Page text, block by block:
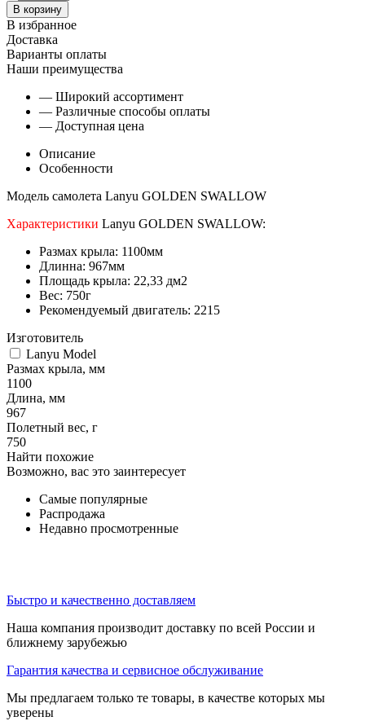
В корзину
В избранное
Доставка
Варианты оплаты
Наши преимущества
— Широкий ассортимент
— Различные способы оплаты
— Доступная цена
Описание
Особенности
Модель самолета Lanyu GOLDEN SWALLOW
Характеристики Lanyu GOLDEN SWALLOW:
Размах крыла: 1100мм
Длинна: 967мм
Площадь крыла: 22,33 дм2
Вес: 750г
Рекомендуемый двигатель: 2215
Изготовитель
Lanyu Model
Размах крыла, мм
1100
Длина, мм
967
Полетный вес, г
750
Найти похожие
Возможно, вас это заинтересует
Самые популярные
Распродажа
Недавно просмотренные
Быстро и качественно доставляем
Наша компания производит доставку по всей России и
ближнему зарубежью
Гарантия качества и сервисное обслуживание
Мы предлагаем только те товары, в качестве которых мы
уверены